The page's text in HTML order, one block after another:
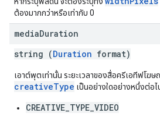
ต้องมากกว่าหรือเท่ากับ 0
mediaDuration
string (Duration format)
เอาต์พุตเท่านั้น ระยะเวลาของสื่อครีเอทีฟโฆษ
creativeType เป็นอย่างใดอย่างหนึ่งต่อไ
CREATIVE_TYPE_VIDEO